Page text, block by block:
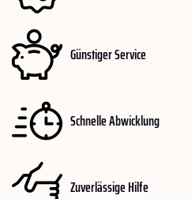
Günstiger Service
Schnelle Abwicklung
Zuverlässige Hilfe